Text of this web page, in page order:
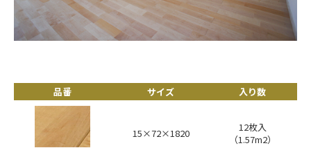
品番 サイズ 入り数
15×72×1820
12枚入
（1.57m2）